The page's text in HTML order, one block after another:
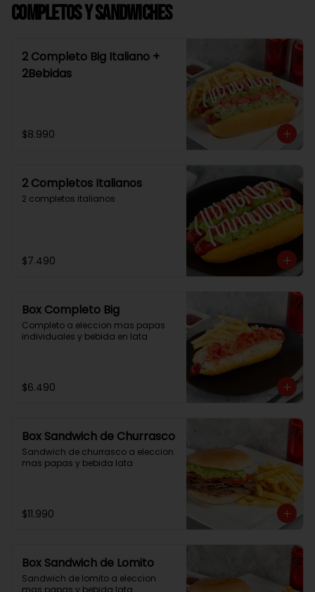
Completos y Sandwiches
2 Completo Big Italiano +
2Bebidas
$8.990
2 Completos Italianos
2 completos italianos
$7.490
Box Completo Big
Completo a eleccion mas papas
individuales y bebida en lata
$6.490
Box Sandwich de Churrasco
Sandwich de churrasco a eleccion
mas papas y bebida lata
$11.990
Box Sandwich de Lomito
Sandwich de lomito a eleccion
mas papas y bebida lata